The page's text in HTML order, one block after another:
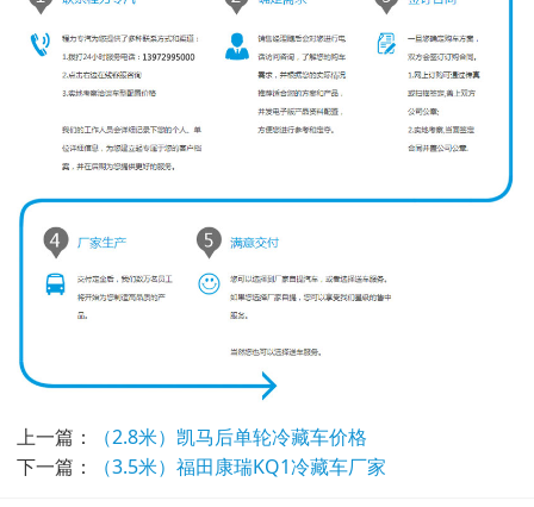
上一篇：
（2.8米）凯马后单轮冷藏车价格
下一篇：
（3.5米）福田康瑞KQ1冷藏车厂家